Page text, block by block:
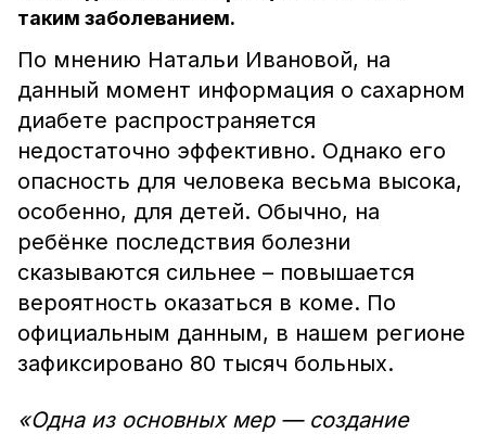
таким заболеванием.
По мнению Натальи Ивановой, на
данный момент информация о сахарном
диабете распространяется
недостаточно эффективно. Однако его
опасность для человека весьма высока,
особенно, для детей. Обычно, на
ребёнке последствия болезни
сказываются сильнее – повышается
вероятность оказаться в коме. По
официальным данным, в нашем регионе
зафиксировано 80 тысяч больных.
«Одна из основных мер — создание